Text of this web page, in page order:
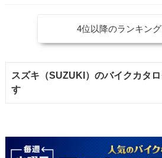
4位以降のランキン
スズキ（SUZUKI）のバイクカタ
す